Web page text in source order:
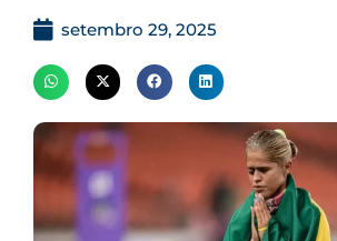
setembro 29, 2025